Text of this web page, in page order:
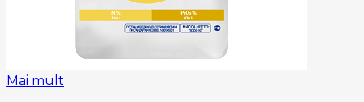
Mai mult